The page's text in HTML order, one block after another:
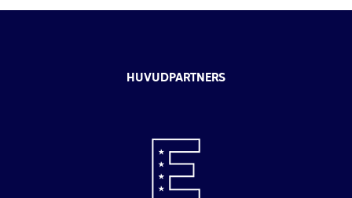
HUVUDPARTNERS